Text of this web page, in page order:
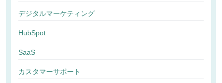
デジタルマーケティング
HubSpot
SaaS
カスタマーサポート